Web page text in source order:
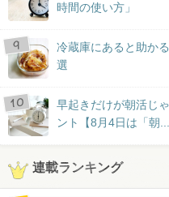
時間の使い方」
冷蔵庫にあると助か
選
早起きだけが朝活じ
ント【8月4日は「朝...
連載ランキング